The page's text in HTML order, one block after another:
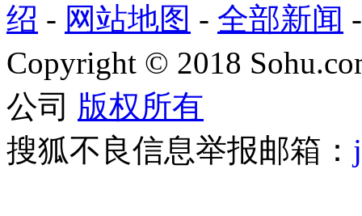
绍 - 网站地图 - 全部新闻
Copyright © 2018
公司 版权所有
搜狐不良信息举报邮箱：